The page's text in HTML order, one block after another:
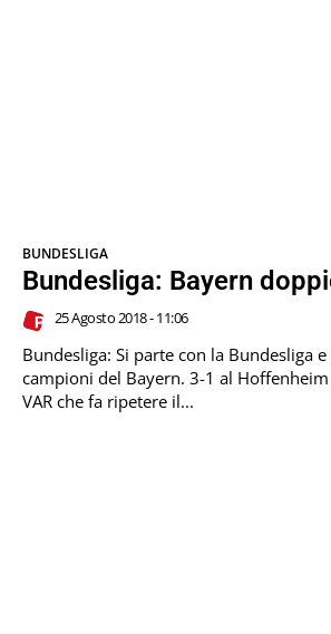
BUNDESLIGA
Bundesliga: Bayern
25 Agosto 2018 - 11:06
Bundesliga: Si parte con la Bundesliga
campioni del Bayern. 3-1 al Hoffenheim
VAR che fa ripetere il...